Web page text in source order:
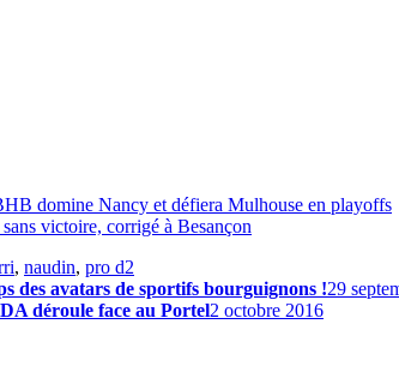
domine Nancy et défiera Mulhouse en playoffs
victoire, corrigé à Besançon
, naudin, pro d2
des avatars de sportifs bourguignons !29
déroule face au Portel2 octobre 2016